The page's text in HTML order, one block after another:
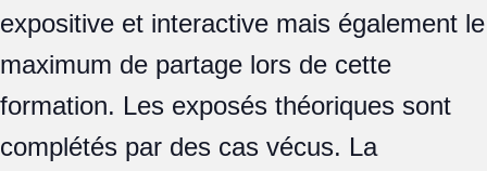
expositive et interactive mais également le
maximum de partage lors de cette
formation. Les exposés théoriques sont
complétés par des cas vécus. La